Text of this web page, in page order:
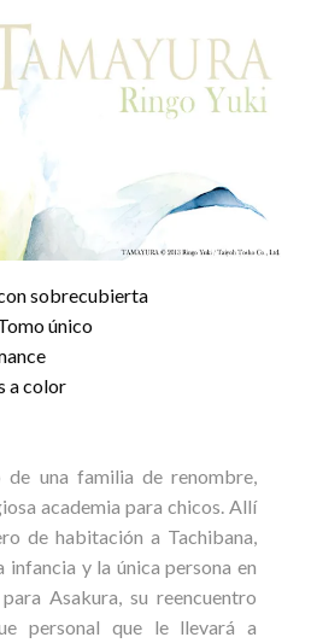
sobrecubierta
único
a color
de una familia de renombre,
academia para chicos. Allí
de habitación a Tachibana,
infancia y la única persona en
Asakura, su reencuentro
personal que le llevará a